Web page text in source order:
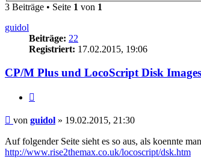
3 Beiträge • Seite 1 von 1
guidol
Beiträge: 22
Registriert: 17.02.2015, 19:06
CP/M Plus und LocoScript Disk
Beitrag
von guidol » 19.02.2015, 21:30
Auf folgender Seite sieht es so aus, als koennte
http://www.rise2themax.co.uk/locoscript/dsk.htm